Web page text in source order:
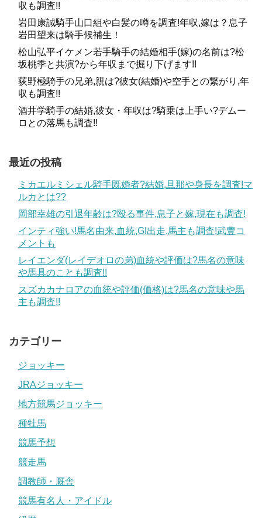
収も調査!!
岩田康誠騎手山口組や白髪の噂を調査!年収,嫁は？息子
岩田望来は騎手候補生！
松山弘平イケメン若手騎手の結婚相手(嫁)の名前は?松
坂桃季と共演?から年収まで掘り下げます!!
荻野極騎手の兄弟,親は?彼女(結婚)や空手との繋がり,年
収も調査!!
酒井学騎手の結婚,彼女・年収は?騎乗は上手い?デムー
ロとの落馬も調査!!
最近の投稿
ミカエルミシェル騎手既婚者?結婚,旦那や身長を調査!マ
ルカとは??
岡部幸雄の引退年齢は?殴る事件,息子と嫁,現在も調査!
インティ強い!馬名由来,血統,GI出走,馬主も調査!武豊コ
メントも
レイエンダ(レイデオロの弟)血統や評価は?馬名の意味
や馬具のことも調査!!
スズカカナロアの血統や評価(価格)は?馬名の意味や馬
主も調査!!
カテゴリー
ジョッキー
JRAジョッキー
地方競馬ジョッキー
種牡馬
競馬予想
競走馬
調教師・厩舎
競馬有名人・アイドル